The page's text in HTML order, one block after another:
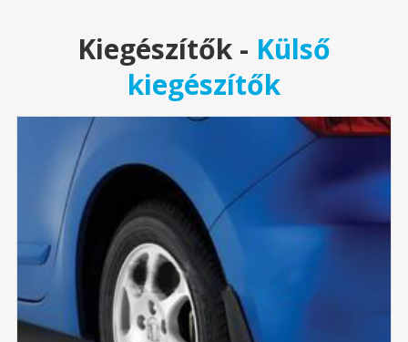
Kiegészítők- Külső
kiegészítők